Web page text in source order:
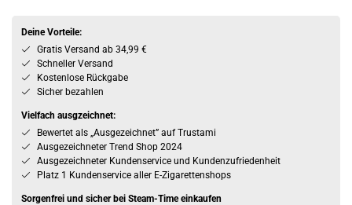
Deine Vorteile:
Gratis Versand ab 34,99 €
Schneller Versand
Kostenlose Rückgabe
Sicher bezahlen
Vielfach ausgzeichnet:
Bewertet als „Ausgezeichnet” auf Trustami
Ausgezeichneter Trend Shop 2024
Ausgezeichneter Kundenservice und Kundenzufriedenheit
Platz 1 Kundenservice aller E-Zigarettenshops
Sorgenfrei und sicher bei Steam-Time einkaufen